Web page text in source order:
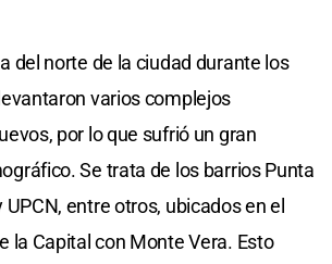
del norte de la ciudad durante los
varios complejos
por lo que sufrió un gran
Se trata de los barrios Punta
UPCN, entre otros, ubicados en el
la Capital con Monte Vera. Esto